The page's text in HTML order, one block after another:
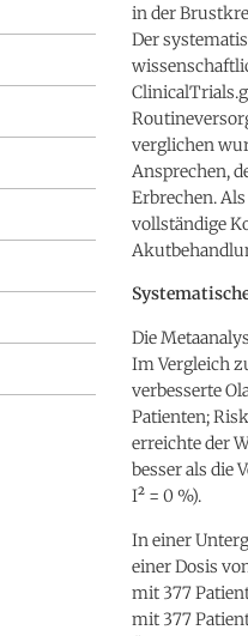
in der
Der
verglichen
Ansprechen,
Erbrechen.
vollständige
Die
Im Vergleich
verbesserte
Patienten;
erreichte der
besser als die
I² = 0 %).
In einer
einer Dosis
mit 377
mit 377